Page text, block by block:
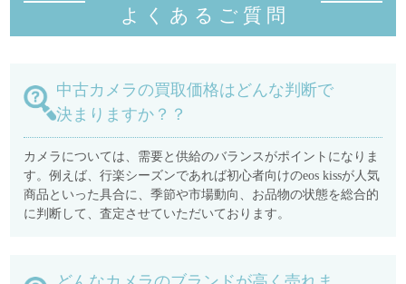
よくあるご質 問
中古カメラの買取価格はどんな判断で
決まりますか？？
カメラについては、需要と供給のバランスがポイントになりま
す。例えば、行楽シーズンであれば初心者向けのeos kissが人気
商品といった具合に、季節や市場動向、お品物の状態を総合的
に判断して、査定させていただいております。